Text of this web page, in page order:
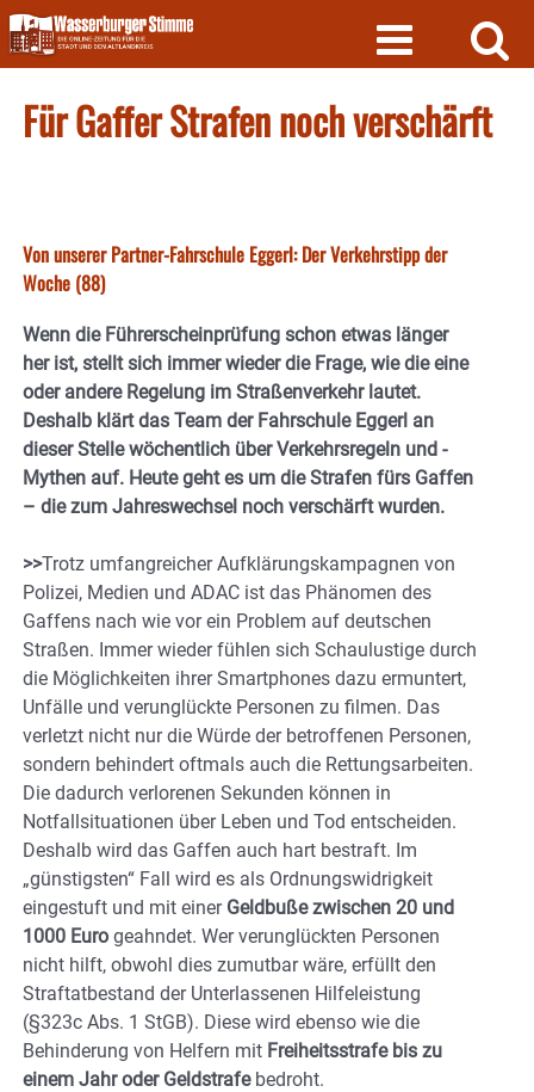
Skip
to
content
Für Gaffer Strafen noch verschärft
Von unserer Partner-Fahrschule Eggerl: Der Verkehrstipp der
Woche (88)
Wenn die Führerscheinprüfung schon etwas länger
her ist, stellt sich immer wieder die Frage, wie die eine
oder andere Regelung im Straßenverkehr lautet.
Deshalb klärt das Team der Fahrschule Eggerl an
dieser Stelle wöchentlich über Verkehrsregeln und -
Mythen auf. Heute geht es um die Strafen fürs Gaffen
– die zum Jahreswechsel noch verschärft wurden.
>>Trotz umfangreicher Aufklärungskampagnen von
Polizei, Medien und ADAC ist das Phänomen des
Gaffens nach wie vor ein Problem auf deutschen
Straßen. Immer wieder fühlen sich Schaulustige durch
die Möglichkeiten ihrer Smartphones dazu ermuntert,
Unfälle und verunglückte Personen zu filmen. Das
verletzt nicht nur die Würde der betroffenen Personen,
sondern behindert oftmals auch die Rettungsarbeiten.
Die dadurch verlorenen Sekunden können in
Notfallsituationen über Leben und Tod entscheiden.
Deshalb wird das Gaffen auch hart bestraft. Im
„günstigsten“ Fall wird es als Ordnungswidrigkeit
eingestuft und mit einer Geldbuße zwischen 20 und
1000 Euro geahndet. Wer verunglückten Personen
nicht hilft, obwohl dies zumutbar wäre, erfüllt den
Straftatbestand der Unterlassenen Hilfeleistung
(§323c Abs. 1 StGB). Diese wird ebenso wie die
Behinderung von Helfern mit Freiheitsstrafe bis zu
einem Jahr oder Geldstrafebedroht.